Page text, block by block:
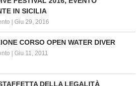
IN SICILIA
Giu 29, 2016
CORSO OPEN WATER DIVER
Giu 11, 2011
DELLA LEGALITÀ